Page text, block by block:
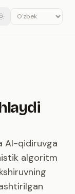
AI-qidiruvga
algoritm